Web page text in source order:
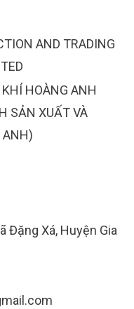
AND TRADING
HOÀNG ANH
SẢN XUẤT VÀ
ANH)
Đặng Xá, Huyện Gia